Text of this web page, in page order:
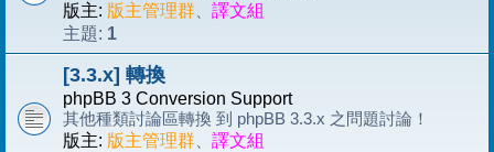
版主: 版主管理群
譯文組
主題: 1
[3.3.x] 轉換
phpBB 3 Conversion Support
其他種類討論區轉換 到 phpBB 3.3.x 之問題討論！
版主: 版主管理群
譯文組